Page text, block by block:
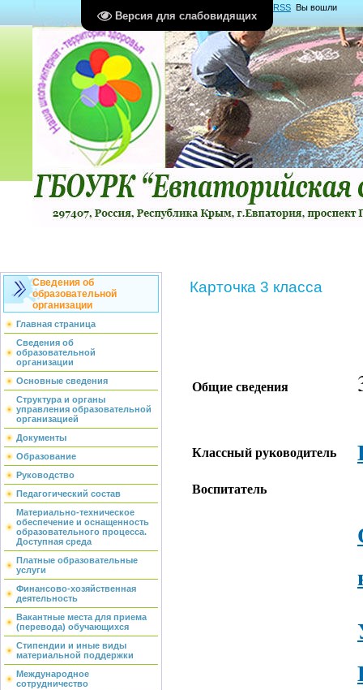
Версия для слабовидящих
RSS Вы вошли
какГость Группа "Гости"
Сведения об
образовательной
организации
Главная страница
Сведения об
образовательной
организации
Основные сведения
Структура и органы
управления образовательной
организацией
Документы
Образование
Руководство
Педагогический состав
Материально-техническое
обеспечение и оснащенность
образовательного процесса.
Доступная среда
Платные образовательные
услуги
Финансово-хозяйственная
деятельность
Вакантные места для приема
(перевода) обучающихся
Стипендии и иные виды
материальной поддержки
Международное
сотрудничество
Карточка 3 класса
Общие сведения
Классный руководитель
Воспитатель